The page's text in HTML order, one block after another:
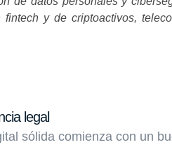
y de criptoactivos,
legal
sólida comienza con un